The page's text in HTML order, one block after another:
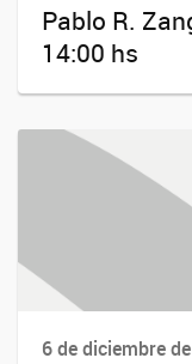
Pablo R.
14:00 hs
6 de diciembre